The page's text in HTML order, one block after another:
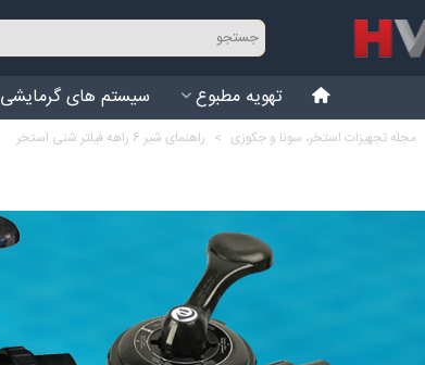
تهویه مطبوع سیستم های گرمایشی
مجله تجهیزات استخر، سونا و جکوزی > راهنمای شیر 6 راهه فیلتر شنی استخر